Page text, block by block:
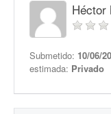
Héctor
Submetido: 10/06/
estimada: Privado